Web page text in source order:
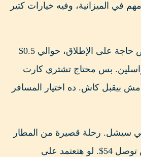
في الميزانية، وفيه خيارات كتير
أرخص حاجة على الإطلاق، حوالي 0.5$
بس محتاج تشتري كارت
بيقبل كاش. ده اختيار المسافر
سيشل. رحلة قصيرة من المطار
لـ Beau Vallon ممكن توصل 54$. لو هتعتمد على